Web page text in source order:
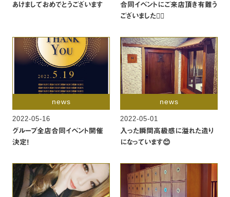
あけましておめでとうございます
合同イベントにご来店頂き有難う
ございました🙇‍♂️
news
2022-05-16
グループ全店合同イベント開催
決定!
news
2022-05-01
入った瞬間高級感に溢れた造り
になっています😊